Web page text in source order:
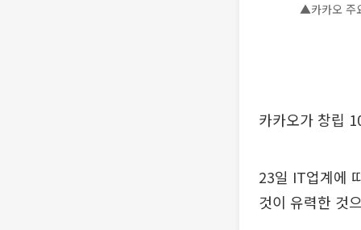
▲카카오 주
카카오가 창립
23일 IT업계에
것이 유력한 것